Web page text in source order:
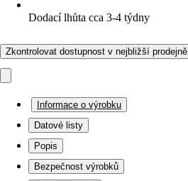
Dodací lhůta cca 3-4 týdny
Zkontrolovat dostupnost v nejbližší prodejně
Informace o výrobku
Datové listy
Popis
Bezpečnost výrobků